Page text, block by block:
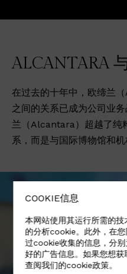
ALCANTARA
在过去的十年中，欧缔兰
之间的关系已成为公司业
兰（Alcantara）超越了纯
系，而是与国际博物馆和
COOKIE信息
本网站使用其运行所需的
的分析cookie。此外，在
过cookie收集的信息，分
好的广告信息。如果您想
查阅我们的cookie政策。